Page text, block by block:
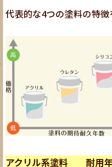
代表的な4つの塗料の特徴
アクリル系塗料 耐用